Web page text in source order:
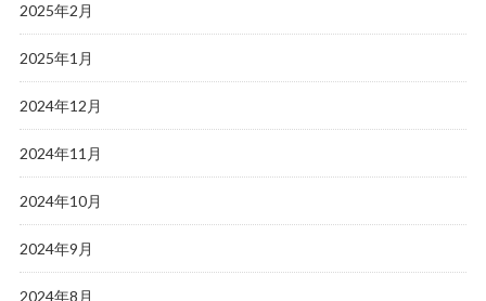
2025年2月
2025年1月
2024年12月
2024年11月
2024年10月
2024年9月
2024年8月